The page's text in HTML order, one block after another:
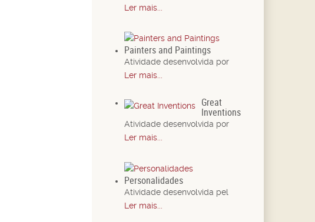
Ler mais...
Painters and Paintings
Atividade desenvolvida por
Ler mais...
Great
Inventions
Atividade desenvolvida por
Ler mais...
Personalidades
Atividade desenvolvida pel
Ler mais...